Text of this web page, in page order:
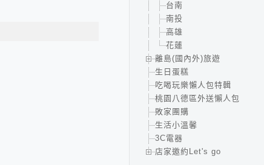
台南
南投
高雄
花蓮
離島(國內外)旅遊
生日蛋糕
吃喝玩樂懶人包特輯
桃園八德區外送懶人包
敗家團購
生活小溫馨
3C電器
店家邀約Let's go